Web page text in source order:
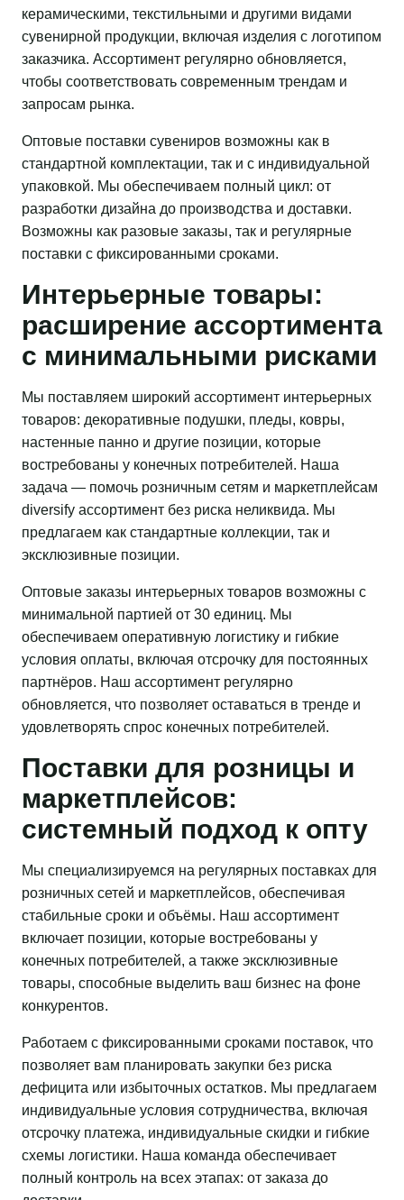
керамическими, текстильными и другими видами
сувенирной продукции, включая изделия с логотипом
заказчика. Ассортимент регулярно обновляется,
чтобы соответствовать современным трендам и
запросам рынка.
Оптовые поставки сувениров возможны как в
стандартной комплектации, так и с индивидуальной
упаковкой. Мы обеспечиваем полный цикл: от
разработки дизайна до производства и доставки.
Возможны как разовые заказы, так и регулярные
поставки с фиксированными сроками.
Интерьерные товары:
расширение ассортимента
с минимальными рисками
Мы поставляем широкий ассортимент интерьерных
товаров: декоративные подушки, пледы, ковры,
настенные панно и другие позиции, которые
востребованы у конечных потребителей. Наша
задача — помочь розничным сетям и маркетплейсам
diversify ассортимент без риска неликвида. Мы
предлагаем как стандартные коллекции, так и
эксклюзивные позиции.
Оптовые заказы интерьерных товаров возможны с
минимальной партией от 30 единиц. Мы
обеспечиваем оперативную логистику и гибкие
условия оплаты, включая отсрочку для постоянных
партнёров. Наш ассортимент регулярно
обновляется, что позволяет оставаться в тренде и
удовлетворять спрос конечных потребителей.
Поставки для розницы и
маркетплейсов:
системный подход к опту
Мы специализируемся на регулярных поставках для
розничных сетей и маркетплейсов, обеспечивая
стабильные сроки и объёмы. Наш ассортимент
включает позиции, которые востребованы у
конечных потребителей, а также эксклюзивные
товары, способные выделить ваш бизнес на фоне
конкурентов.
Работаем с фиксированными сроками поставок, что
позволяет вам планировать закупки без риска
дефицита или избыточных остатков. Мы предлагаем
индивидуальные условия сотрудничества, включая
отсрочку платежа, индивидуальные скидки и гибкие
схемы логистики. Наша команда обеспечивает
полный контроль на всех этапах: от заказа до